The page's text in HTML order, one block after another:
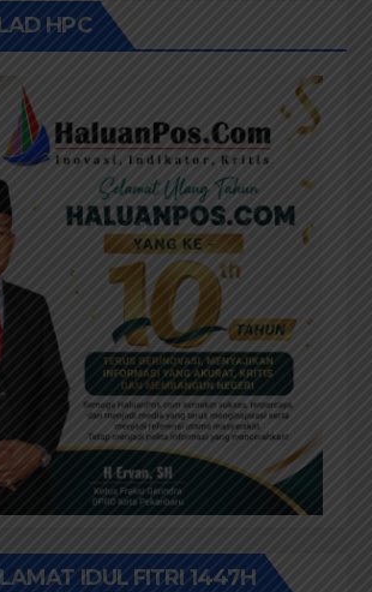
HPC
IDUL FITRI 1447H